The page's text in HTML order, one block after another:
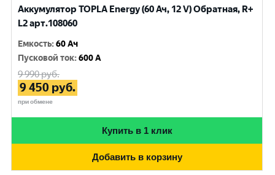
Аккумулятор TOPLA Energy (60 Ач, 12 V) Обратная, R+
L2 арт.108060
Емкость:60 Ач
Пусковой ток:600 A
9 990руб.
9 450 руб.
при обмене
Купить в 1 клик
Добавить в корзину